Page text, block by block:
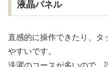
液晶パネル
直感的に操作できたり、タ
やすいです。
洗濯のコースが多いので、